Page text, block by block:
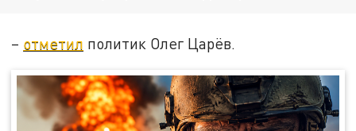
– отметил политик Олег Царёв.